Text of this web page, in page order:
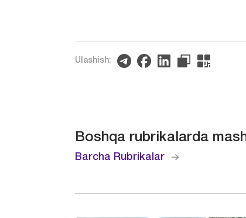
Ulashish:
Boshqa rubrikalarda
Barcha Rubrikalar